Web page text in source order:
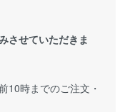
させていただきま
10時までのご注文・